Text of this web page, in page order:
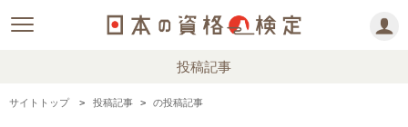
投稿記事
サイトトップ 投稿記事 の投稿記事